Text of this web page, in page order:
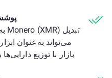
می‌تواند به‌عنوان
بازار با توزیع